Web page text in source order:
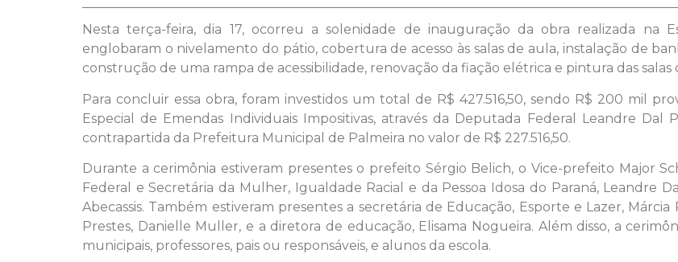
Nesta terça-feira, dia 17, ocorreu a solenidade de inauguração da obra realizada na
englobaram o nivelamento do pátio, cobertura de acesso às salas de aula, instalação de
construção de uma rampa de acessibilidade, renovação da fiação elétrica e pintura das salas
Para concluir essa obra, foram investidos um total de R$ 427.516,50, sendo R$ 200 mil
Especial de Emendas Individuais Impositivas, através da Deputada Federal Leandre
contrapartida da Prefeitura Municipal de Palmeira no valor de R$ 227.516,50.
Durante a cerimônia estiveram presentes o prefeito Sérgio Belich, o Vice-prefeito Major
Federal e Secretária da Mulher, Igualdade Racial e da Pessoa Idosa do Paraná, Leandre
Abecassis. Também estiveram presentes a secretária de Educação, Esporte e Lazer,
Prestes, Danielle Muller, e a diretora de educação, Elisama Nogueira. Além disso, a
municipais, professores, pais ou responsáveis, e alunos da escola.